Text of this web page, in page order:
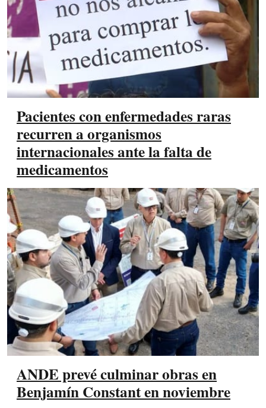
Pacientes con enfermedades raras
recurren a organismos
internacionales ante la falta de
medicamentos
ANDE prevé culminar obras en
Benjamín Constant en noviembre